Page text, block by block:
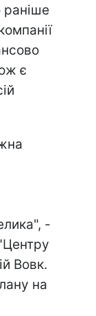
раніше
є
-
Вовк.
на